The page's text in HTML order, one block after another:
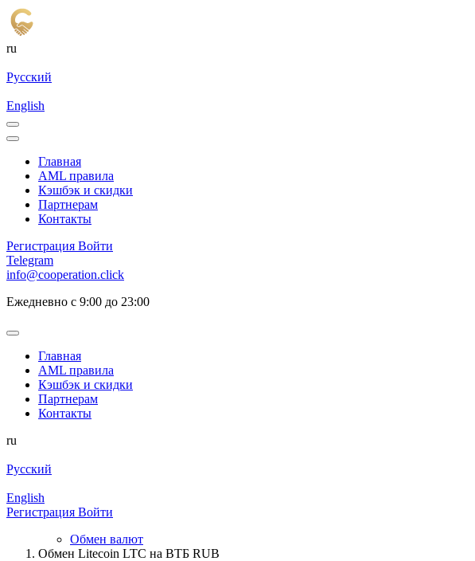
ru
Русский
English
Главная
AML правила
Кэшбэк и cкидки
Партнерам
Контакты
Регистрация Войти
Telegram
info@cooperation.click
Ежедневно с 9:00 до 23:00
Главная
AML правила
Кэшбэк и cкидки
Партнерам
Контакты
ru
Русский
English
Регистрация Войти
Обмен валют
Обмен Litecoin LTC на ВТБ RUB